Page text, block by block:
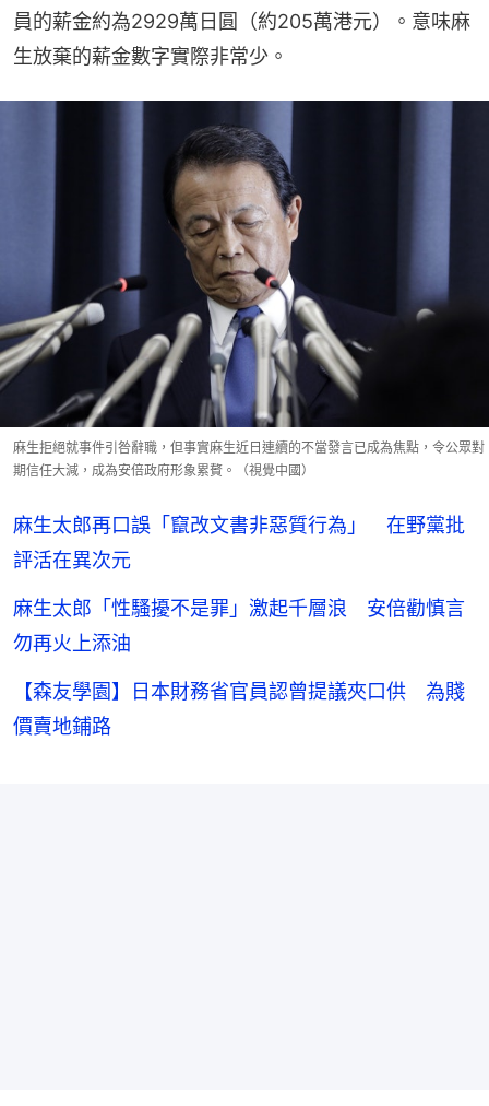
員的薪金約為2929萬日圓（約205萬港元）。意味麻
生放棄的薪金數字實際非常少。
麻生拒絕就事件引咎辭職，但事實麻生近日連續的不當發言已成為焦點，令公眾對
期信任大減，成為安倍政府形象累贅。（視覺中國）
麻生太郎再口誤「竄改文書非惡質行為」 在野黨批
評活在異次元
麻生太郎「性騷擾不是罪」激起千層浪 安倍勸慎言
勿再火上添油
【森友學園】日本財務省官員認曾提議夾口供 為賤
價賣地鋪路